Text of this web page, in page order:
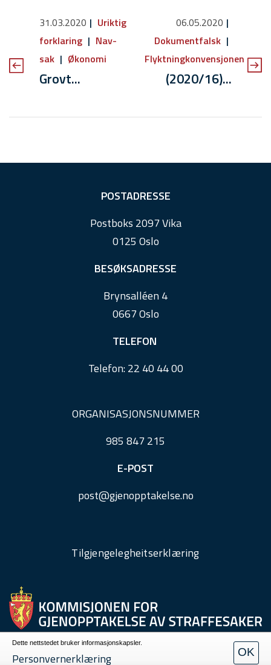
31.03.2020
Uriktig
forklaring
Nav-
sak
Økonomi
Grovt...
06.05.2020
Dokumentfalsk
Flyktningkonvensjonen
(2020/16)...
POSTADRESSE
Postboks 2097 Vika
0125 Oslo
BESØKSADRESSE
Brynsalléen 4
0667 Oslo
TELEFON
Telefon:22 40 44 00
ORGANISASJONSNUMMER
985 847 215
E-POST
post@gjenopptakelse.no
Tilgjengelegheitserklæring
Dette nettstedet bruker informasjonskapsler.
Personvernerklæring OK